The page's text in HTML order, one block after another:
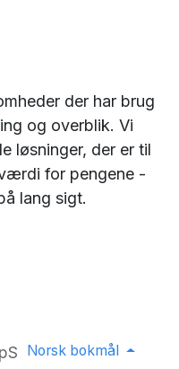
der har brug
og overblik. Vi
løsninger, der er til
for pengene -
lang sigt.
Norsk bokmål